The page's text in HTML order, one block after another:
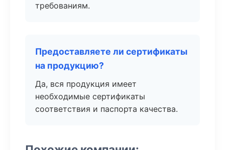
требованиям.
Предоставляете ли сертификаты
на продукцию?
Да, вся продукция имеет
необходимые сертификаты
соответствия и паспорта качества.